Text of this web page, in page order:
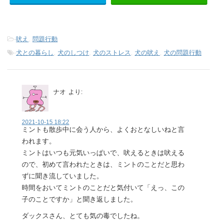
-吠え
問題行動
-犬との暮らし 犬のしつけ 犬のストレス 犬の吠え 犬の問題行動
ナオ より:
2021-10-15 18:22
ミントも散歩中に会う人から、よくおとなしいねと言
われます。
ミントはいつも元気いっぱいで、吠えるときは吠える
ので、初めて言われたときは、ミントのことだと思わ
ずに聞き流していました。
時間をおいてミントのことだと気付いて「えっ、この
子のことですか」と聞き返しました。
ダックスさん、とても気の毒でしたね。